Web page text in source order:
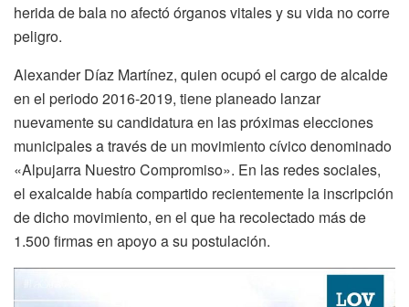
herida de bala no afectó órganos vitales y su vida no corre
peligro.
Alexander Díaz Martínez, quien ocupó el cargo de alcalde
en el periodo 2016-2019, tiene planeado lanzar
nuevamente su candidatura en las próximas elecciones
municipales a través de un movimiento cívico denominado
«Alpujarra Nuestro Compromiso». En las redes sociales,
el exalcalde había compartido recientemente la inscripción
de dicho movimiento, en el que ha recolectado más de
1.500 firmas en apoyo a su postulación.